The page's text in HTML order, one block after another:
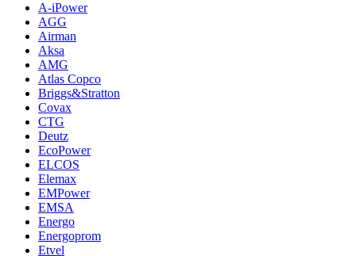
A-iPower
AGG
Airman
Aksa
AMG
Atlas Copco
Briggs&Stratton
Covax
CTG
Deutz
EcoPower
ELCOS
Elemax
EMPower
EMSA
Energo
Energoprom
Etvel